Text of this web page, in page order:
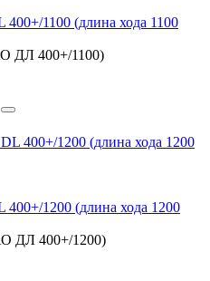
1100 (длина хода 1100
ДЛ 400+/1100)
1200 (длина хода 1200
ДЛ 400+/1200)